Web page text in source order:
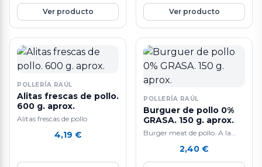
Ver producto
peso,…
Ver producto
POLLERÍA RAÚL
Alitas frescas de pollo.
600 g. aprox.
Alitas frescas de pollo
4,19 €
POLLERÍA RAÚL
Burguer de pollo 0%
GRASA. 150 g. aprox.
Burger meat de pollo. A la
gr. aproximadamente. Mezcla
de…
2,40 €